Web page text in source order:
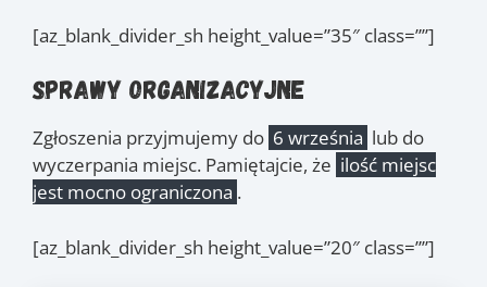
[az_blank_divider_sh height_value=”35″ class=””]
Sprawy organizacyjne
Zgłoszenia przyjmujemy do 6 września lub do
wyczerpania miejsc. Pamiętajcie, że ilość miejsc
jest mocno ograniczona .
[az_blank_divider_sh height_value=”20″ class=””]